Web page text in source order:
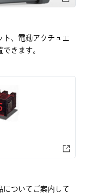
ト、電動アクチュエ
きます。
についてご案内して